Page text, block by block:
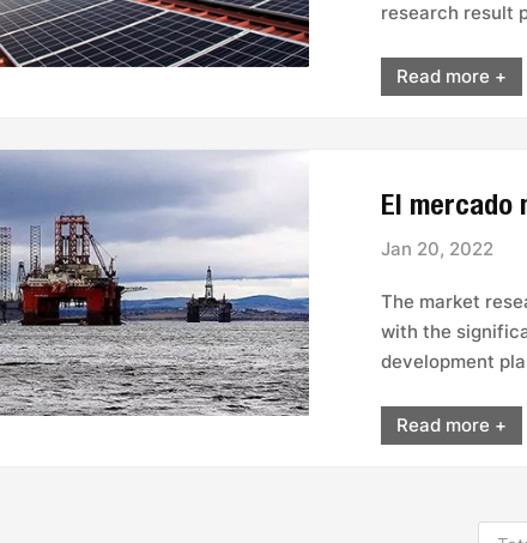
research result
Read more +
Jan 20, 2022
The market
with the
development
Read more +